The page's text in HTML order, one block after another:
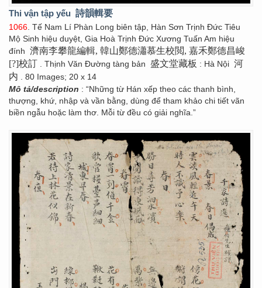
Thi vận tập yếu 詩韻輯要
1066. Tế Nam Lí Phàn Long biên tập, Hàn Sơn Trịnh Đức Tiêu
Mộ Sinh hiệu duyệt, Gia Hoà Trịnh Đức Xương Tuấn Am hiệu
đính 濟南李攀龍編輯, 韓山鄭德瀟慕生校閲, 嘉禾鄭德昌峻
[?]校訂 . Thịnh Văn Đường tàng bản 盛文堂藏板 : Hà Nội 河
内 . 80 Images; 20 x 14
Mô tả/description : “Những từ Hán xếp theo các thanh bình,
thượng, khứ, nhập và vần bằng, dùng để tham khảo chi tiết vãn
biền ngẫu hoặc làm thơ. Mỗi từ đều có giải nghĩa.”